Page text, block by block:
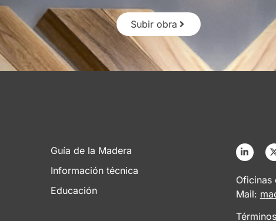
Subir obra
Guía de la Madera
Información técnica
Educación
Oficinas
Mail: